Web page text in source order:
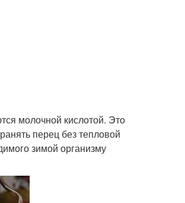
молочной кислотой. Это
перец без тепловой
зимой организму